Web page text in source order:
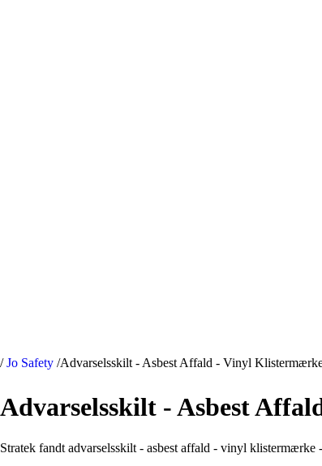
/ Jo Safety /Advarselsskilt - Asbest Affald - Vinyl
Advarselsskilt - Asbest
Stratek fandt advarselsskilt - asbest affald - vinyl klistermærke